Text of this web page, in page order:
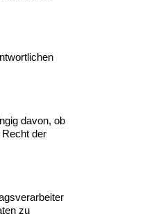
davon, ob
der
zu